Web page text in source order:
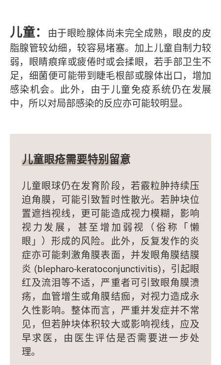
儿童：
由于眼睑腺体尚未完全成熟，眼皮的皮
脂腺管较幼细，较容易堵塞。加上儿童自制力较
弱，眼睛痕痒或疲倦时或会揉眼，若手部卫生不
足，细菌便可能带到睫毛根部或腺体出口，增加
感染机会。此外，由于儿童免疫系统仍在发展
中，所以对局部感染的反应亦可能较明显。
儿童眼疮需要特别留意
儿童眼球仍在发育阶段，若霰粒肿持续压
迫角膜，可能引致暂时性散光。若肿块位
置遮挡视线，更可能造成视力模糊，影响
视力发展，甚至增加弱视（俗称「懒
眼」）形成的风险。此外，反复发作的炎
症亦可能刺激角膜表面，并发眼角膜结膜
炎 (blepharo-keratoconjunctivitis)，引起眼
红及流泪等不适，严重者可引致眼角膜溃
疡，血管增生或角膜结痂，对视力造成永
久性影响。整体而言，严重并发症并不常
见，但若肿块体积较大或影响视线，应及
早求医，由医生评估是否需要进一步处
理。